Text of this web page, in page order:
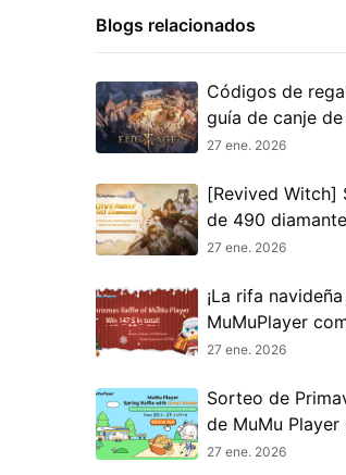
Blogs relacionados
Códigos de
guía de canje
Age (enero de
27 ene. 2026
[Revived Witch]
de 490
27 ene. 2026
¡La rifa
MuMuPlayer
ahora!
27 ene. 2026
Sorteo de
de MuMu Player
Grandes Premios
27 ene. 2026